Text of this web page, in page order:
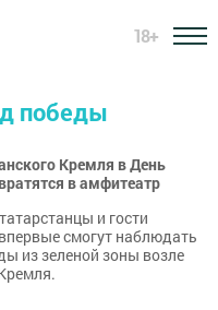
18+
победы
Кремля в День
в амфитеатр
и гости
смогут наблюдать
из зеленой зоны возле